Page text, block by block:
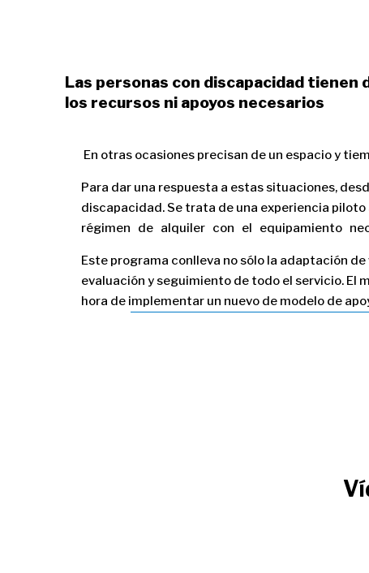
Las personas con discapacidad tienen
los recursos ni apoyos necesarios
En otras ocasiones precisan de un espacio y
Para dar una respuesta a estas situaciones,
discapacidad. Se trata de una experiencia
régimen de alquiler con el equipamiento
Este programa conlleva no sólo la adaptación
evaluación y seguimiento de todo el servicio. El
hora de implementar un nuevo de modelo de